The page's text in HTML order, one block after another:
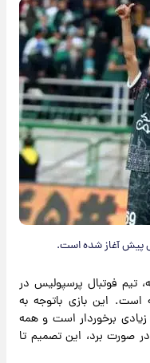
پیش آغاز شده است.
فوتبال پرسپولیس در
این بازی باتوجه به
برخوردار است و همه
صورت برد، این تصمیم تا